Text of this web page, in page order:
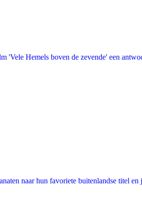
Hemels boven de zevende' een
naar hun favoriete buitenlandse titel